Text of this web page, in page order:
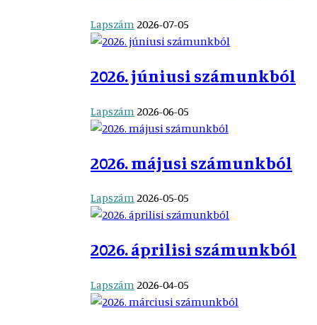
Lapszám 2026-07-05
2026. júniusi számunkból
Lapszám 2026-06-05
2026. májusi számunkból
Lapszám2026-05-05
2026. áprilisi számunkból
Lapszám2026-04-05